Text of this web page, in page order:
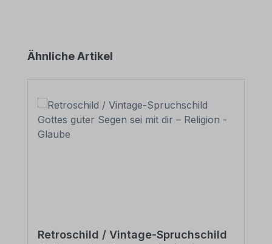
Produktgalerie überspringen
Ähnliche Artikel
Retroschild / Vintage-Spruchschild